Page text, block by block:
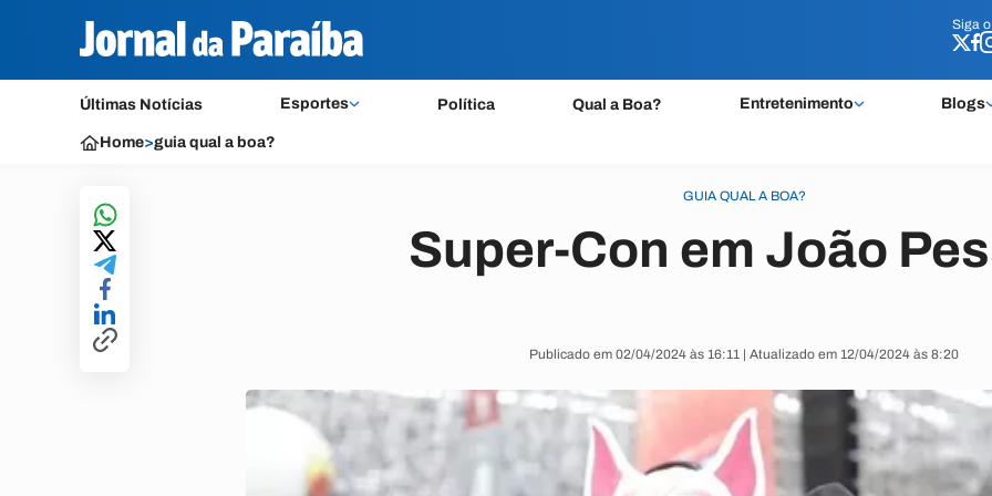
Siga o
Últimas Notícias Esportes Política Qual a Boa? Entretenimento Blogs
Siga o
Home>guia qual a boa?
GUIA QUAL A BOA?
Super-Con em João
Publicado em 02/04/2024 às 16:11 | Atualizado em 12/04/2024 às 8:20